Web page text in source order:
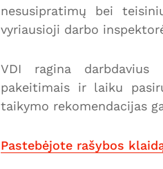
nesusipratimų bei
vyriausioji darbo
VDI ragina
pakeitimais ir laiku
taikymo rekomendacijas
Pastebėjote rašybos